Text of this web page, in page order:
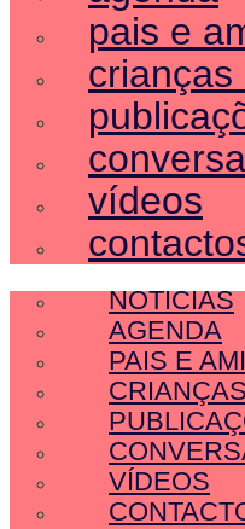
pais e
crianças
vídeos
SOBRE
NOTÍCIAS
AGENDA
PAIS E
VÍDEOS